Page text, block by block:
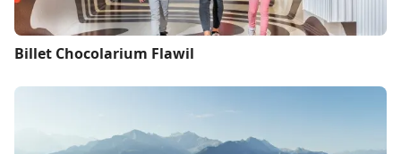
Billet Chocolarium Flawil